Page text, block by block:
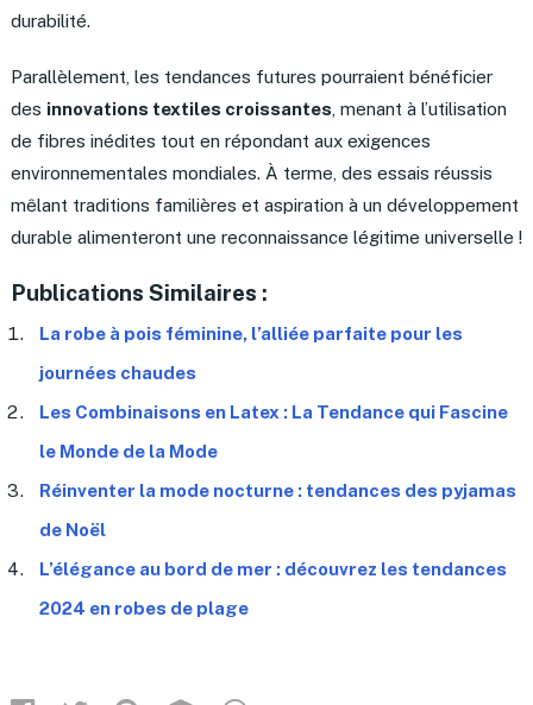
durabilité.
Parallèlement, les tendances futures pourraient bénéficier
des innovations textiles croissantes , menant à l’utilisation
de fibres inédites tout en répondant aux exigences
environnementales mondiales. À terme, des essais réussis
mêlant traditions familières et aspiration à un développement
durable alimenteront une reconnaissance légitime universelle !
Publications Similaires :
La robe à pois féminine, l’alliée parfaite pour les
journées chaudes
Les Combinaisons en Latex : La Tendance qui Fascine
le Monde de la Mode
Réinventer la mode nocturne : tendances des pyjamas
de Noël
L’élégance au bord de mer : découvrez les tendances
2024 en robes de plage